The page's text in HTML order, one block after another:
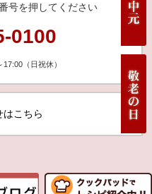
号を押してください
0100
（日祝休）
はこちら